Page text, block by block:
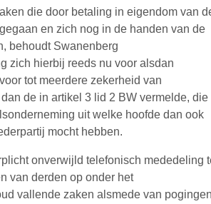
die door betaling in eigendom van
en zich nog in de handen van de
behoudt Swanenberg
zich hierbij reeds nu voor alsdan
tot meerdere zekerheid van
de in artikel 3 lid 2 BW vermelde, die
uit welke hoofde dan ook
mocht hebben.
onverwijld telefonisch mededeling
van derden op onder het
vallende zaken alsmede van